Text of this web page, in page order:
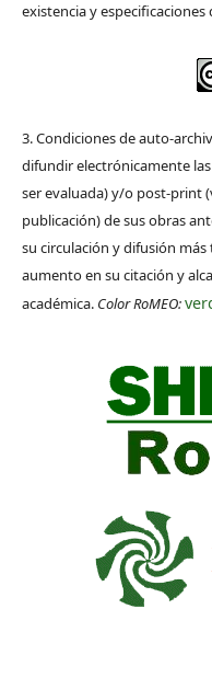
existencia y especificaciones
3. Condiciones de auto-
difundir electrónicamente
ser evaluada) y/o post-print
publicación) de sus obras
su circulación y difusión
aumento en su citación y
académica. Color RoMEO: